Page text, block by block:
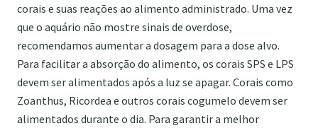
corais e suas reações ao alimento administrado. Uma vez
que o aquário não mostre sinais de overdose,
recomendamos aumentar a dosagem para a dose alvo.
Para facilitar a absorção do alimento, os corais SPS e LPS
devem ser alimentados após a luz se apagar. Corais como
Zoanthus, Ricordea e outros corais cogumelo devem ser
alimentados durante o dia. Para garantir a melhor